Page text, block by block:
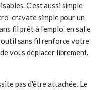
C'est aussi simple
cravate simple pour un
fil prêt à l'emploi en salle
outil sans fil renforce votre
vous déplacer librement.
pas d'être attachée. Le